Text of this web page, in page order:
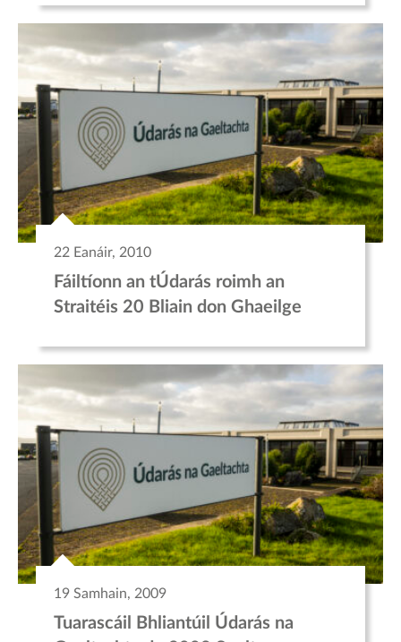
22 Eanáir, 2010
Fáiltíonn an tÚdarás roimh an
Straitéis 20 Bliain don Ghaeilge
19 Samhain, 2009
Tuarascáil Bhliantúil Údarás na